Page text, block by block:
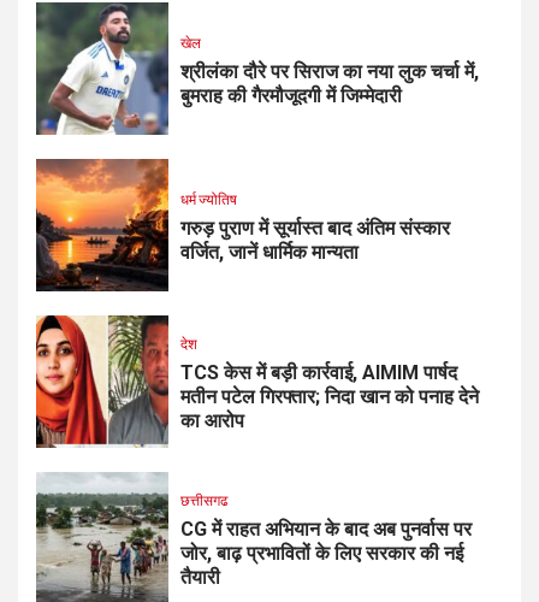
खेल
श्रीलंका दौरे पर सिराज का नया लुक चर्चा में,
बुमराह की गैरमौजूदगी में जिम्मेदारी
धर्म ज्योतिष
गरुड़ पुराण में सूर्यास्त बाद अंतिम संस्कार
वर्जित, जानें धार्मिक मान्यता
देश
TCS केस में बड़ी कार्रवाई, AIMIM पार्षद
मतीन पटेल गिरफ्तार; निदा खान को पनाह देने
का आरोप
छत्तीसगढ
CG में राहत अभियान के बाद अब पुनर्वास पर
जोर, बाढ़ प्रभावितों के लिए सरकार की नई
तैयारी